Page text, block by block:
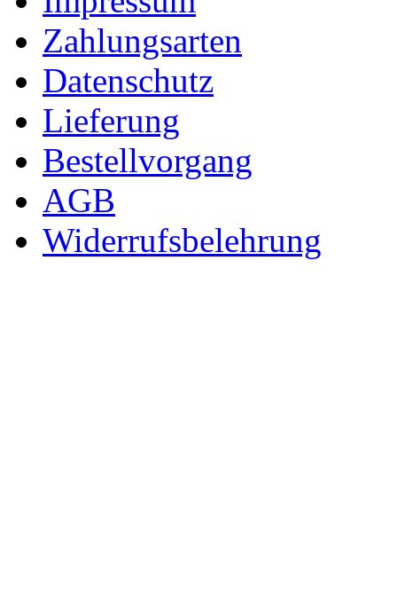
Zahlungsarten
Datenschutz
Lieferung
Bestellvorgang
AGB
Widerrufsbelehrung